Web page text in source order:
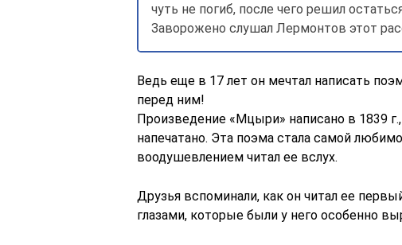
чуть не погиб, после чего решил
Заворожено слушал Лермонтов этот
Ведь еще в 17 лет он мечтал написать
перед ним!
Произведение «Мцыри» написано в 1839
напечатано. Эта поэма стала самой
воодушевлением читал ее вслух.
Друзья вспоминали, как он читал ее
глазами, которые были у него особенно